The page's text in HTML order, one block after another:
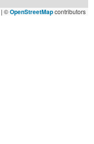
| ©OpenStreetMapcontributors